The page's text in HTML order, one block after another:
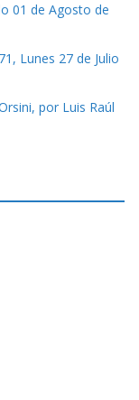
01 de Agosto de
Lunes 27 de Julio
por Luis Raúl